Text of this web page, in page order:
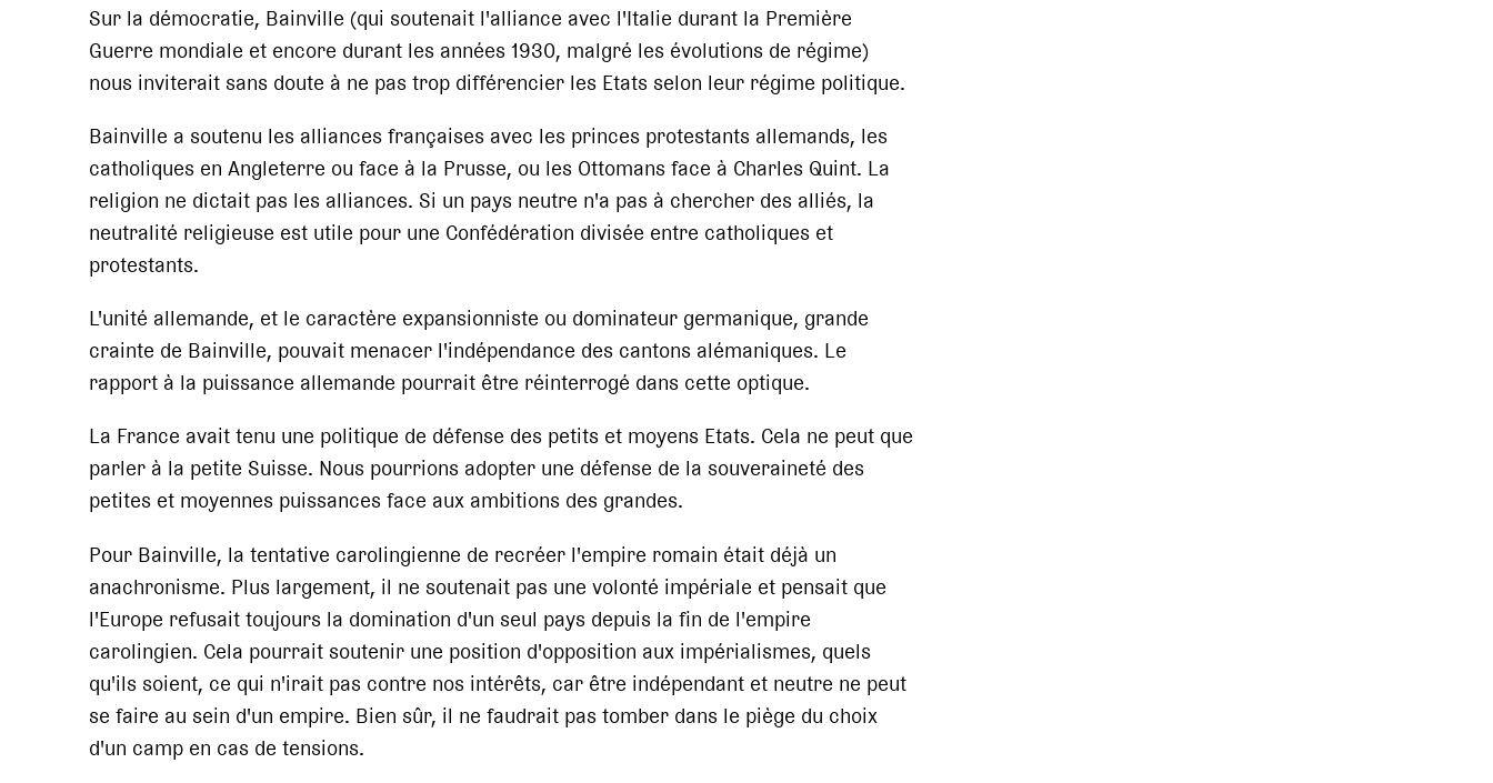
Sur la démocratie, Bainville (qui soutenait l'alliance avec l'Italie durant la Première
Guerre mondiale et encore durant les années 1930, malgré les évolutions de régime)
nous inviterait sans doute à ne pas trop différencier les Etats selon leur régime politique.
Bainville a soutenu les alliances françaises avec les princes protestants allemands, les
catholiques en Angleterre ou face à la Prusse, ou les Ottomans face à Charles Quint. La
religion ne dictait pas les alliances. Si un pays neutre n'a pas à chercher des alliés, la
neutralité religieuse est utile pour une Confédération divisée entre catholiques et
protestants.
L'unité allemande, et le caractère expansionniste ou dominateur germanique, grande
crainte de Bainville, pouvait menacer l'indépendance des cantons alémaniques. Le
rapport à la puissance allemande pourrait être réinterrogé dans cette optique.
La France avait tenu une politique de défense des petits et moyens Etats. Cela ne peut que
parler à la petite Suisse. Nous pourrions adopter une défense de la souveraineté des
petites et moyennes puissances face aux ambitions des grandes.
Pour Bainville, la tentative carolingienne de recréer l'empire romain était déjà un
anachronisme. Plus largement, il ne soutenait pas une volonté impériale et pensait que
l'Europe refusait toujours la domination d'un seul pays depuis la fin de l'empire
carolingien. Cela pourrait soutenir une position d'opposition aux impérialismes, quels
qu'ils soient, ce qui n'irait pas contre nos intérêts, car être indépendant et neutre ne peut
se faire au sein d'un empire. Bien sûr, il ne faudrait pas tomber dans le piège du choix
d'un camp en cas de tensions.